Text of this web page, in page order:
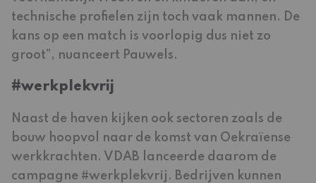
technische profielen zijn toch vaak mannen. De
kans op een match is voorlopig dus niet zo
groot”, nuanceert Pauwels.
#werkplekvrij
Naast de haven kijken ook sectoren zoals de
bouw hoopvol naar de komst van Oekraïense
werkkrachten. VDAB lanceerde daarom de
campagne #werkplekvrij. Bedrijven kunnen